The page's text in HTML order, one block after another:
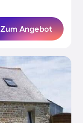
Zum Angebot